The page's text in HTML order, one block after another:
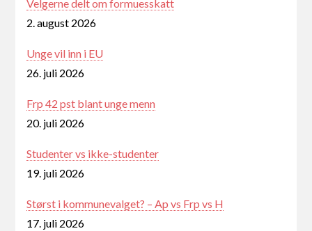
Velgerne delt om formuesskatt
2. august 2026
Unge vil inn i EU
26. juli 2026
Frp 42 pst blant unge menn
20. juli 2026
Studenter vs ikke-studenter
19. juli 2026
Størst i kommunevalget? – Ap vs Frp vs H
17. juli 2026